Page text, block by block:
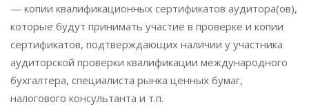
— копии квалификационных сертификатов аудитора(ов),
которые будут принимать участие в проверке и копии
сертификатов, подтверждающих наличии у участника
аудиторской проверки квалификации международного
бухгалтера, специалиста рынка ценных бумаг,
налогового консультанта и т.п.